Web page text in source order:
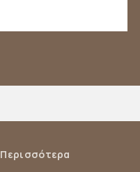
Περισσότερα